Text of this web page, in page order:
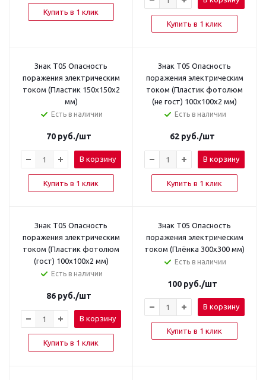
Купить в 1 клик
Купить в 1 клик
Знак T05 Опасность
поражения электрическим
током (Пластик 150x150x2
мм)
Есть в наличии
70 руб./шт
В корзину
Купить в 1 клик
Знак T05 Опасность
поражения электрическим
током (Пластик фотолюм
(не гост) 100х100х2 мм)
Есть в наличии
62 руб./шт
В корзину
Купить в 1 клик
Знак T05 Опасность
поражения электрическим
током (Пластик фотолюм
(гост) 100х100х2 мм)
Есть в наличии
86 руб./шт
В корзину
Купить в 1 клик
Знак T05 Опасность
поражения электрическим
током (Плёнка 300х300 мм)
Есть в наличии
100 руб./шт
В корзину
Купить в 1 клик